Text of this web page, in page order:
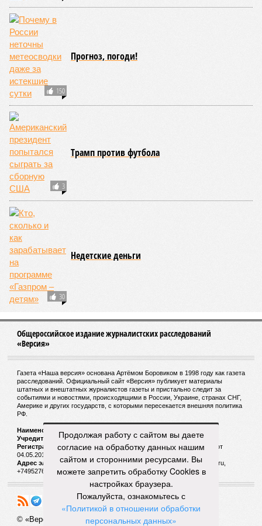
150
Прогноз, погоди!
3
Трамп против футбола
30
Недетские деньги
Общероссийское издание журналистских расследований
«Версия»
Газета «Наша версия» основана Артёмом Боровиком в 1998 году как газета
расследований. Официальный сайт «Версия» публикует материалы
штатных и внештатных журналистов газеты и пристально следит за
событиями и новостями, происходящими в России, Украине, странах СНГ,
Америке и других государств, с которыми пересекается внешняя политика
РФ.
Наименование:
Учредитель:
ООО «Версия»,Главный редактор:Горевой Р. Г.
Регистрационный номер Роскомнадзора:ЭЛ № ФС 77 - 72681 от
04.05.2018 г.
Адрес электронной почты и телефон редакции:versia@versia.ru,
+74952760348
© «Версия»
Продолжая работу с сайтом вы даете
согласие на обработку данных нашим
сайтом и сторонними ресурсами. Вы
можете запретить обработку Cookies в
настройках браузера.
Пожалуйста, ознакомьтесь с
«Политикой в отношении обработки
персональных данных»